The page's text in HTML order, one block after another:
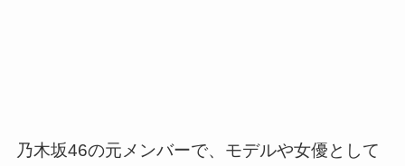
乃木坂46の元メンバーで、モデルや女優として